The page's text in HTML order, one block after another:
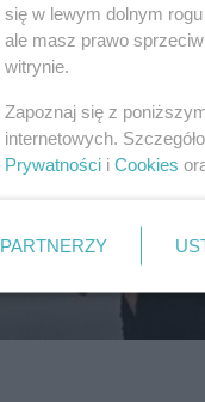
się w lewym dolnym
ale masz prawo
witrynie.
Zapoznaj się z
internetowych.
Prywatności i Cookies
PARTNERZY